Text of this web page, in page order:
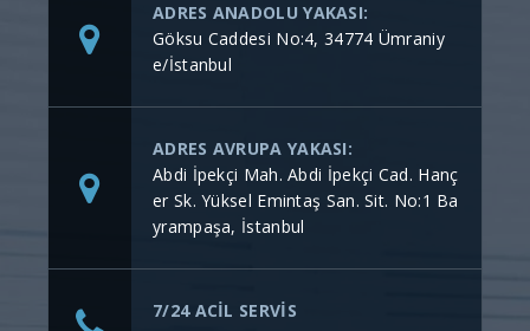
ADRES ANADOLU YAKASI:
Göksu Caddesi No:4, 34774 Ümraniy
e/İstanbul
ADRES AVRUPA YAKASI:
Abdi İpekçi Mah. Abdi İpekçi Cad. Hanç
er Sk. Yüksel Emintaş San. Sit. No:1 Ba
yrampaşa, İstanbul
7/24 ACİL SERVİS